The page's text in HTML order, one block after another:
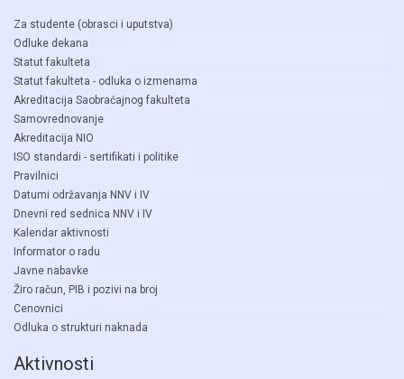
Za studente (obrasci i uputstva)
Odluke dekana
Statut fakulteta
Statut fakulteta - odluka o izmenama
Akreditacija Saobraćajnog fakulteta
Samovrednovanje
Akreditacija NIO
ISO standardi - sertifikati i politike
Pravilnici
Datumi održavanja NNV i IV
Dnevni red sednica NNV i IV
Kalendar aktivnosti
Informator o radu
Javne nabavke
Žiro račun, PIB i pozivi na broj
Cenovnici
Odluka o strukturi naknada
Aktivnosti